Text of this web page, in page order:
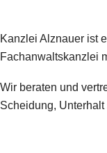
Kanzlei Alznauer ist
Fachanwaltskanzlei
Wir beraten und
Scheidung,